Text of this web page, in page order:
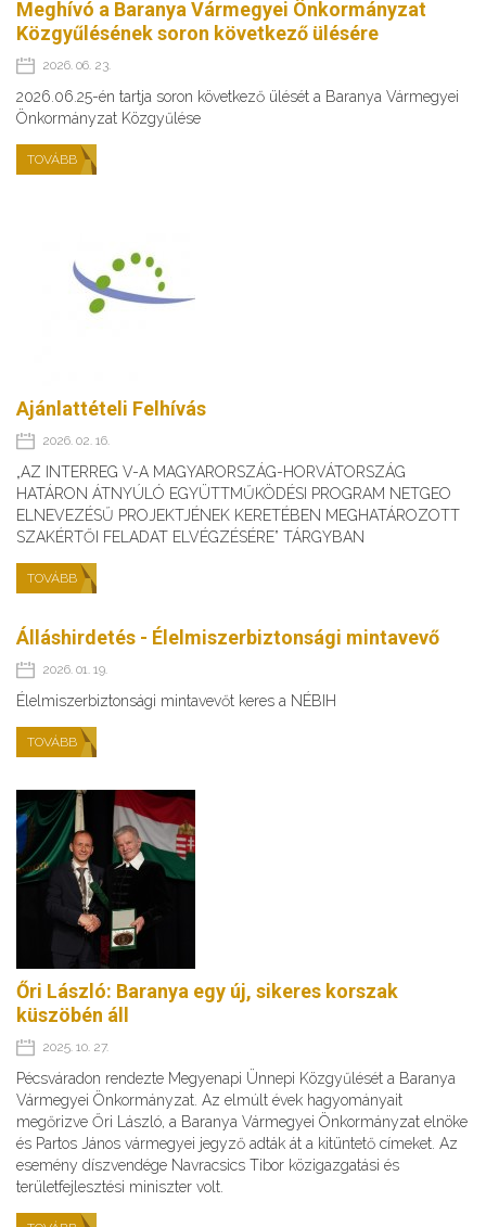
Meghívó a Baranya Vármegyei Önkormányzat
Közgyűlésének soron következő ülésére
2026. 06. 23.
2026.06.25-én tartja soron következő ülését a Baranya Vármegyei
Önkormányzat Közgyűlése
TOVÁBB
Ajánlattételi Felhívás
2026. 02. 16.
„AZ INTERREG V-A MAGYARORSZÁG-HORVÁTORSZÁG
HATÁRON ÁTNYÚLÓ EGYÜTTMŰKÖDÉSI PROGRAM NETGEO
ELNEVEZÉSŰ PROJEKTJÉNEK KERETÉBEN MEGHATÁROZOTT
SZAKÉRTŐI FELADAT ELVÉGZÉSÉRE” TÁRGYBAN
TOVÁBB
Álláshirdetés - Élelmiszerbiztonsági mintavevő
2026. 01. 19.
Élelmiszerbiztonsági mintavevőt keres a NÉBIH
TOVÁBB
Őri László: Baranya egy új, sikeres korszak
küszöbén áll
2025. 10. 27.
Pécsváradon rendezte Megyenapi Ünnepi Közgyűlését a Baranya
Vármegyei Önkormányzat. Az elmúlt évek hagyományait
megőrizve Őri László, a Baranya Vármegyei Önkormányzat elnöke
és Partos János vármegyei jegyző adták át a kitüntető címeket. Az
esemény díszvendége Navracsics Tibor közigazgatási és
területfejlesztési miniszter volt.